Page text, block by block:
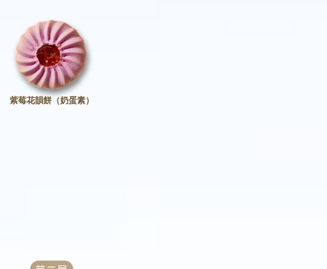
紫莓花韻餅（奶蛋素）